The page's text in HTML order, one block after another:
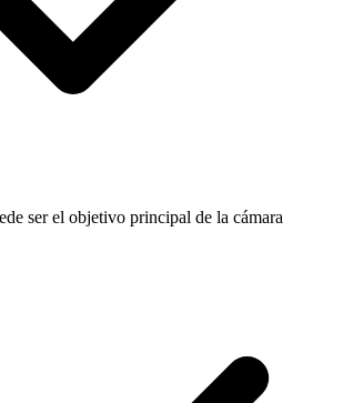
ser el objetivo principal de la cámara